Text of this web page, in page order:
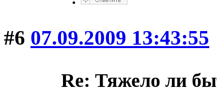
#6 07.09.2009 13:43:55
Re: Тяжело ли